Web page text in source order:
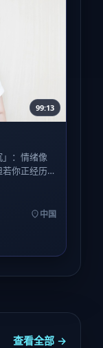
99:13
：情绪像
你正经历
轻。
中国
查看全部 →